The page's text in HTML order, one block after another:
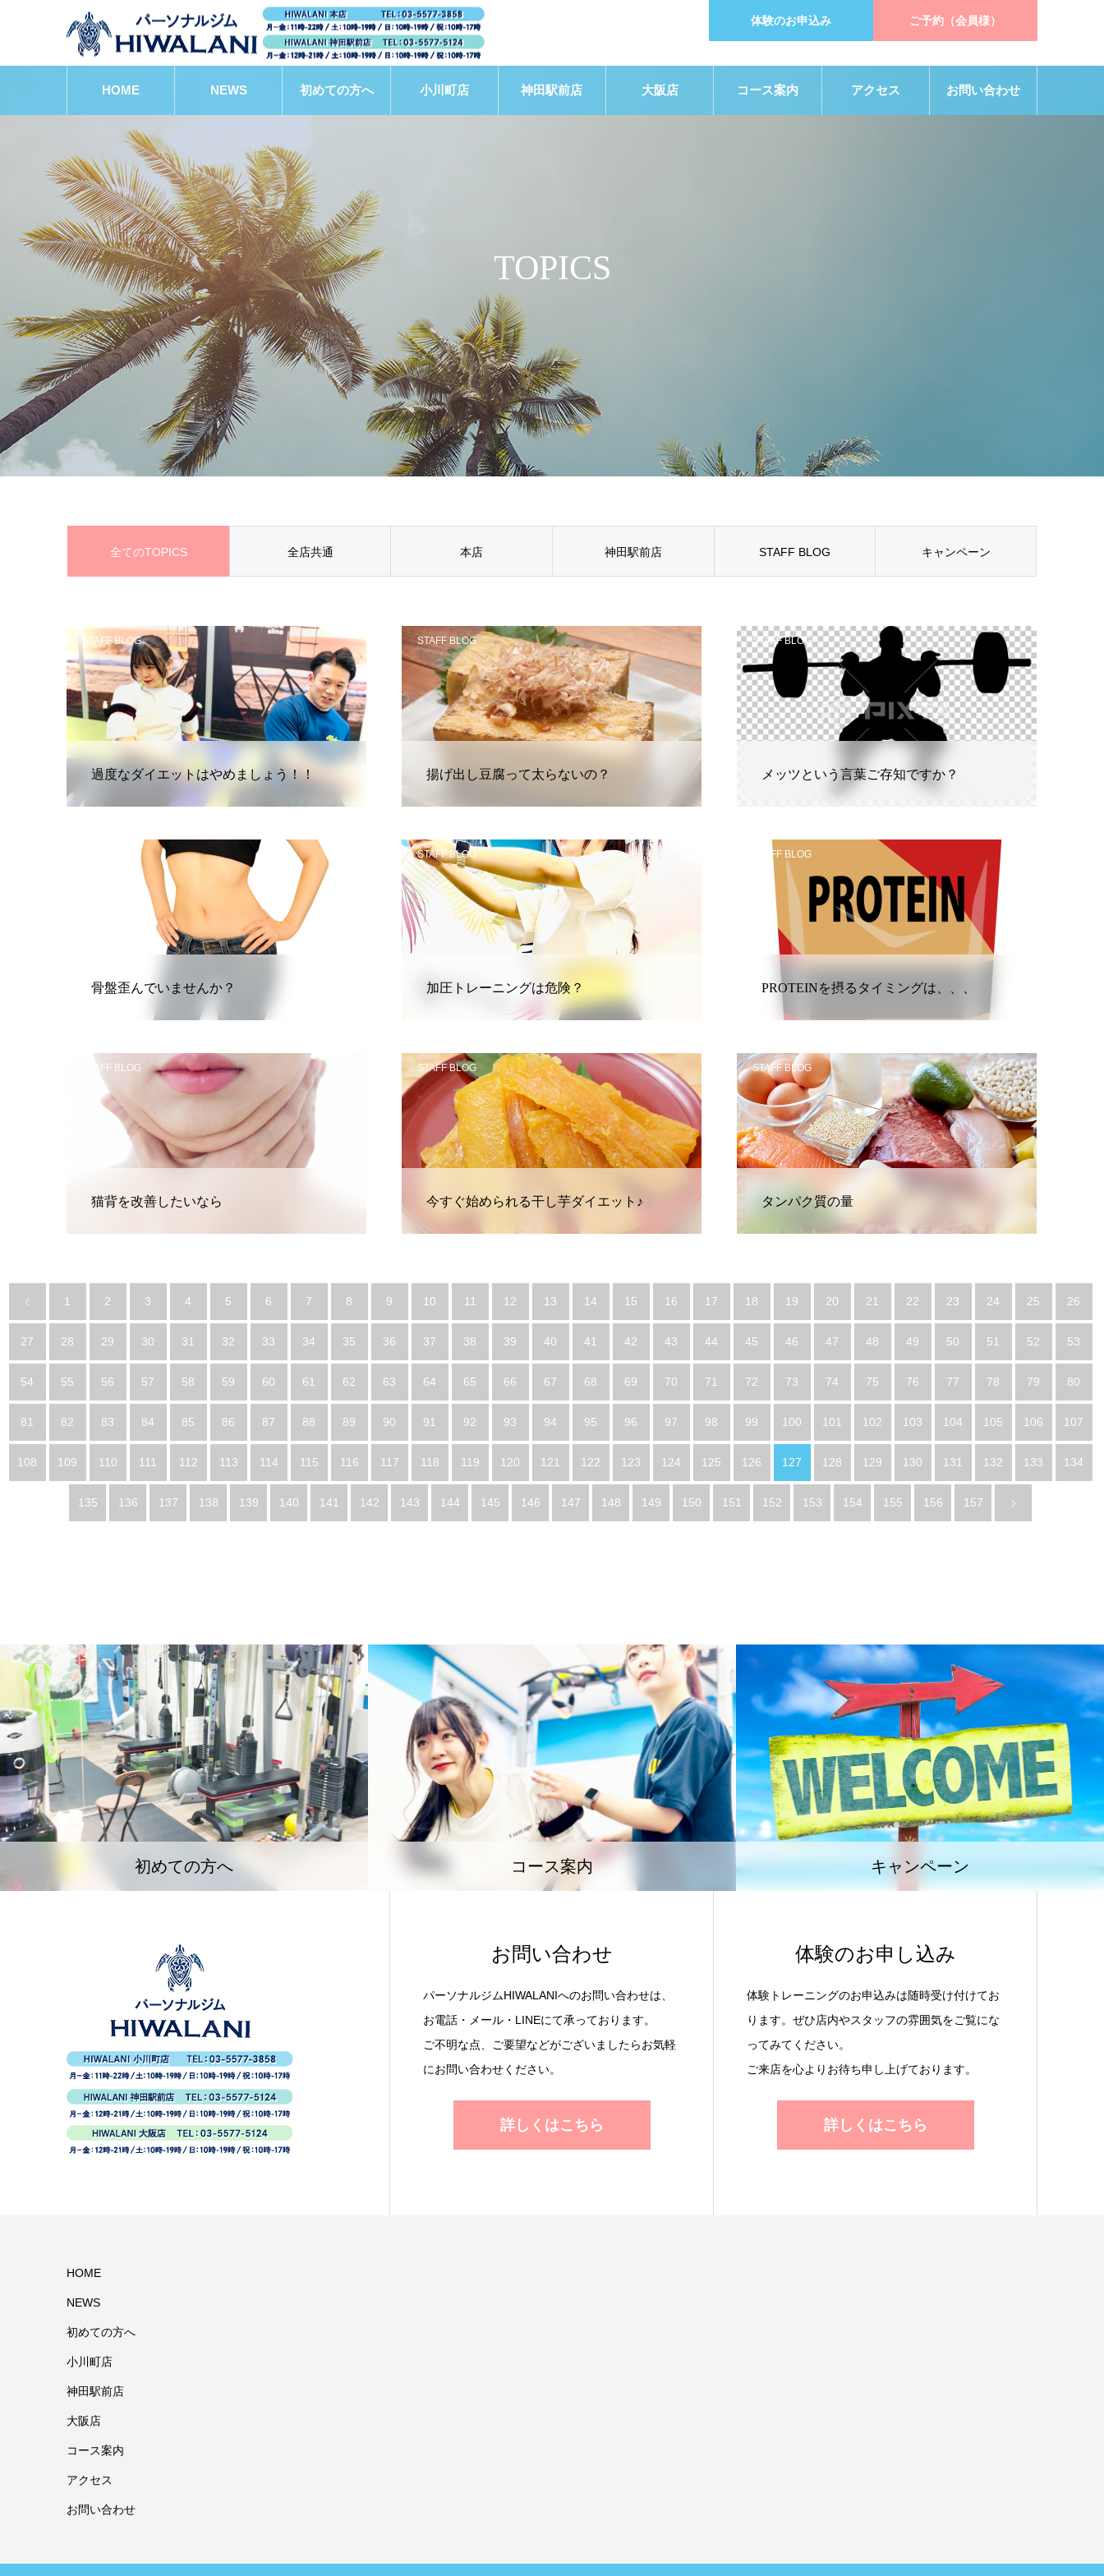
体験のお申込み ご予約（会員様）
HOME NEWS 初めての方へ 小川町店 神田駅前店 大阪店 コース案内 アクセス お問い合わせ
TOPICS
全てのTOPICS 全店共通 本店 神田駅前店 STAFF BLOG キャンペーン
STAFF BLOG
過度なダイエットはやめましょう！！
STAFF BLOG
揚げ出し豆腐って太らないの？
STAFF BLOG
メッツという言葉ご存知ですか？
STAFF BLOG
骨盤歪んでいませんか？
STAFF BLOG
加圧トレーニングは危険？
STAFF BLOG
PROTEINを摂るタイミングは、、、
STAFF BLOG
猫背を改善したいなら
STAFF BLOG
今すぐ始められる干し芋ダイエット♪
STAFF BLOG
タンパク質の量
1 2 3 4 5 6 7 8 9 10 11 12 13 14 15 16 17 18 19 20 21 22 23 24 25 26
27 28 29 30 31 32 33 34 35 36 37 38 39 40 41 42 43 44 45 46 47 48 49 50 51 52 53
54 55 56 57 58 59 60 61 62 63 64 65 66 67 68 69 70 71 72 73 74 75 76 77 78 79 80
81 82 83 84 85 86 87 88 89 90 91 92 93 94 95 96 97 98 99 100 101 102 103 104 105 106 107
108 109 110 111 112 113 114 115 116 117 118 119 120 121 122 123 124 125 126 127 128 129 130 131 132 133 134
135 136 137 138 139 140 141 142 143 144 145 146 147 148 149 150 151 152 153 154 155 156 157
初めての方へ コース案内 キャンペーン
お問い合わせ
パーソナルジムHIWALANIへのお問い合わせは、
お電話・メール・LINEにて承っております。
ご不明な点、ご要望などがございましたらお気軽
にお問い合わせください。
詳しくはこちら
体験のお申し込み
体験トレーニングのお申込みは随時受け付けてお
ります。ぜひ店内やスタッフの雰囲気をご覧にな
ってみてください。
ご来店を心よりお待ち申し上げております。
詳しくはこちら
HOME
NEWS
初めての方へ
小川町店
神田駅前店
大阪店
コース案内
アクセス
お問い合わせ